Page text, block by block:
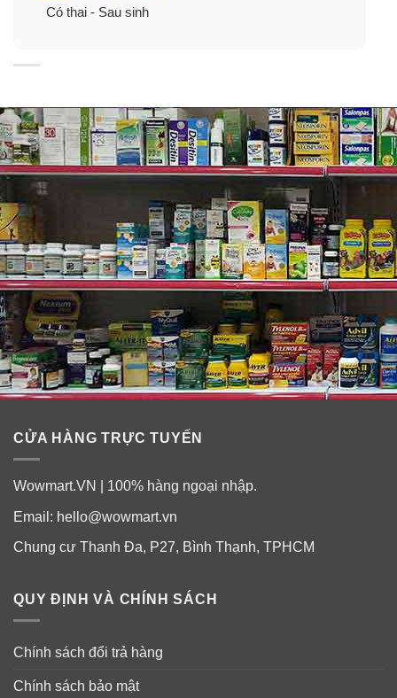
Organic Mother’s Milk:
bằng sữa mẹ.
Quy cách: 16 túi/ hộp trà lợi sữa Mother’s Milk 28g của
Mỹ.
Thành phần trà lợi sữa dành cho bà mẹ
Thành phần: Hạt cây thì là, hạt anit (họ hoa tán), hạt rau
mùi, lá bạc hà, lá sả, lá cỏ roi ngựa, rễ cây althea, cây
Có thai - Sau sinh
CỬA HÀNG TRỰC TUYẾN
Wowmart.VN | 100% hàng ngoại nhập.
Email: hello@wowmart.vn
Chung cư Thanh Đa, P27, Bình Thạnh, TPHCM
QUY ĐỊNH VÀ CHÍNH SÁCH
Chính sách đổi trả hàng
Chính sách bảo mật